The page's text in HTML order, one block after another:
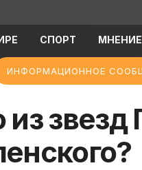
СПОРТ
ИНФОРМАЦИОННОЕ
из звезд